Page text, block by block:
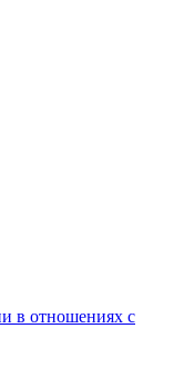
в отношениях с